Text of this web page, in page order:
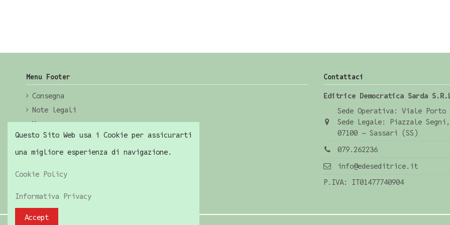
Menu Footer
Consegna
Note legali
Home
Contattaci
Editrice Democratica Sarda
Sede Operativa: Viale Porto
Sede Legale: Piazzale
07100 - Sassari (SS)
079.262236
info@edeseditrice.it
P.IVA: IT01477740904
Questo Sito Web usa i Cookie per assicurarti
una migliore esperienza di navigazione.
Cookie Policy
Informativa Privacy
Accept